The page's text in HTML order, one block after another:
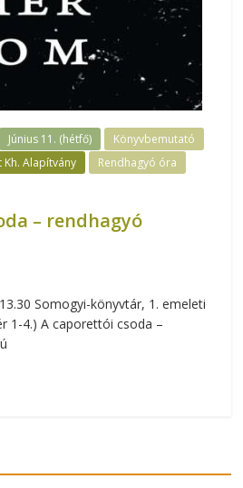
Június 11. (hétfő)
Könyvbemutató
Alapítvány
Rendhagyó óra
– rendhagyó
Somogyi-könyvtár, 1. emeleti
1-4.) A caporettói csoda –